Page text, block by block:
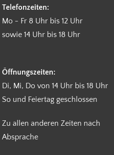
Telefonzeiten:
Mo - Fr 8 Uhr bis 12 Uhr
sowie 14 Uhr bis 18 Uhr
Öffnungszeiten:
Di, Mi, Do von 14 Uhr bis 18 Uhr
So und Feiertag geschlossen
Zu allen anderen Zeiten nach
Absprache